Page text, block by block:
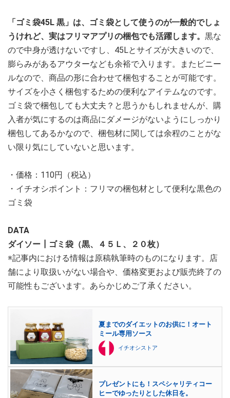
「ゴミ袋45L 黒」は、ゴミ袋として使うのが一般的でしょ
うけれど、実はフリマアプリの梱包でも活躍します。 黒な
ので中身が透けないですし、45Lとサイズが大きいので、
膨らみがあるアウターなども余裕で入ります。またビニー
ルなので、商品の形に合わせて梱包することが可能です。
サイズを小さく梱包するための便利なアイテムなのです。
ゴミ袋で梱包しても大丈夫？と思うかもしれませんが、購
入者が気にするのは商品にダメージがないようにしっかり
梱包してあるかなので、梱包材に関しては余程のことがな
い限り気にしていないと思います。
・価格：110円（税込）
・イチオシポイント：フリマの梱包材として便利な黒色の
ゴミ袋
DATA
ダイソー┃ゴミ袋（黒、４５Ｌ、２０枚）
※記事内における情報は原稿執筆時のものになります。店
舗により取扱いがない場合や、価格変更および販売終了の
可能性もございます。あらかじめご了承ください。
夏までのダイエットのお供に！オート
ミール専用ソース
イチオシストア
プレゼントにも！スペシャリティコー
ヒーでゆったりとした休日を。